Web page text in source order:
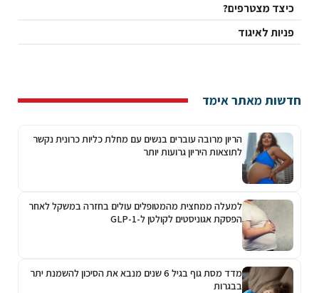
כיצד מצטרפים?
פניות לאיגוד
חדשות מאתר אימד
הריון מרובה עוברים בנשים עם מחלת כליות כרונית נקשר
לתוצאות היריון גרועות יותר
למעלה ממחצית מהמטופלים עולים בחזרה במשקל לאחר
הפסקת אגוניסטים לקולטן ל-GLP-1
מדד מסת גוף בגיל 6 שנים מנבא את הסיכון להשמנת יתר
בבגרות